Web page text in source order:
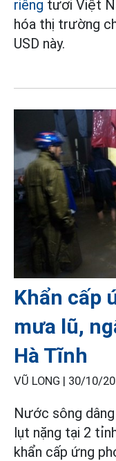
riêng tươi Việt
hóa thị trường
USD này.
Khẩn cấp
mưa lũ,
Hà Tĩnh
VŨ LONG | 30/10/
Nước sông
lụt nặng tại 2
khẩn cấp ứng